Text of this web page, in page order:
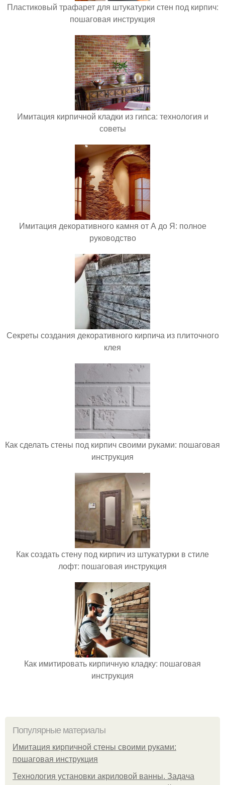
Пластиковый трафарет для штукатурки стен под кирпич:
пошаговая инструкция
Имитация кирпичной кладки из гипса: технология и
советы
Имитация декоративного камня от А до Я: полное
руководство
Секреты создания декоративного кирпича из плиточного
клея
Как сделать стены под кирпич своими руками: пошаговая
инструкция
Как создать стену под кирпич из штукатурки в стиле
лофт: пошаговая инструкция
Как имитировать кирпичную кладку: пошаговая
инструкция
Популярные материалы
Имитация кирпичной стены своими руками:
пошаговая инструкция
Технология установки акриловой ванны. Задача